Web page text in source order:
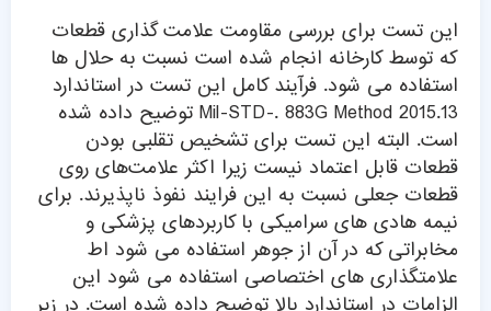
این تست برای بررسی مقاومت علامت گذاری قطعات
که توسط کارخانه انجام شده است نسبت به حلال ها
استفاده می شود. فرآیند کامل این تست در استاندارد
Mil-STD-. 883G Method 2015.13 توضیح داده شده
است. البته این تست برای تشخیص تقلبی بودن
قطعات قابل اعتماد نیست زیرا اکثر علامت‌های روی
قطعات جعلی نسبت به این فرایند نفوذ ناپذیرند. برای
نیمه هادی های سرامیکی با کاربردهای پزشکی و
مخابراتی که در آن از جوهر استفاده می شود اط
علامتگذاری های اختصاصی استفاده می شود این